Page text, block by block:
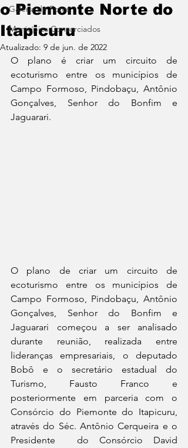
Galeria de Fotos
Municípios Consorciados
o Piemonte Norte do
Itapicuru
Atualizado: 9 de jun. de 2022
O plano é criar um circuito de
ecoturismo entre os municípios de
Campo Formoso, Pindobaçu, Antônio
Gonçalves, Senhor do Bonfim e
Jaguarari.
O plano de criar um circuito de
ecoturismo entre os municípios de
Campo Formoso, Pindobaçu, Antônio
Gonçalves, Senhor do Bonfim e
Jaguarari começou a ser analisado
durante reunião, realizada entre
lideranças empresariais, o deputado
Bobô e o secretário estadual do
Turismo, Fausto Franco e
posteriormente em parceria com o
Consórcio do Piemonte do Itapicuru,
através do Séc. Antônio Cerqueira e o
Presidente  do Consórcio David